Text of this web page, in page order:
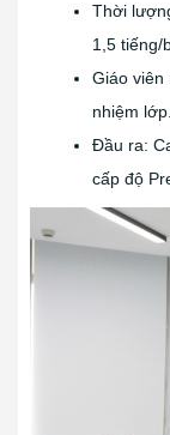
Thời
1,5 tiếng/
Giáo viên
nhiệm lớp.
Đầu ra:
cấp độ